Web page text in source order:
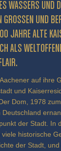
UND
UND
ALTE
WELTOFFENE
auf ihre
und
Dom, 1978
Deutschland
der Stadt. In
historische
der Stadt,